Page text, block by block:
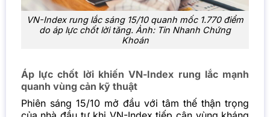
VN-Index rung lắc sáng 15/10 quanh mốc 1.770 điểm
do áp lực chốt lời tăng. Ảnh: Tin Nhanh Chứng
Khoán
Áp lực chốt lời khiến VN-Index rung lắc mạnh
quanh vùng cản kỹ thuật
Phiên sáng 15/10 mở đầu với tâm thế thận trọng